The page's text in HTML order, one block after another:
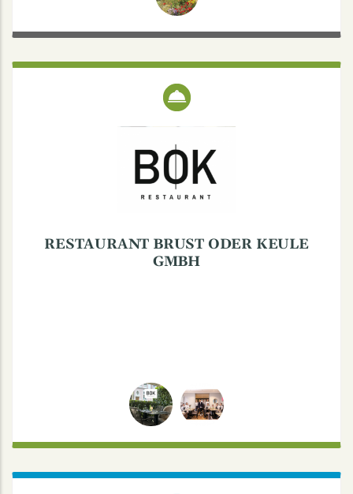
RESTAURANT BRUST ODER KEULE
GMBH
RESTAURANT BRUST ODER KEULE
GMBH
Melchersstraße 32, 48149, Münster